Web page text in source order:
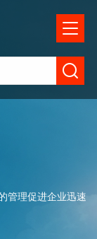
管理促进企业迅速